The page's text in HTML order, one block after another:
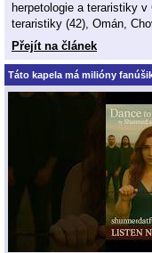
herpetologie a teraristiky
teraristiky (42), Omán,
Přejít na článek
Táto kapela má milióny